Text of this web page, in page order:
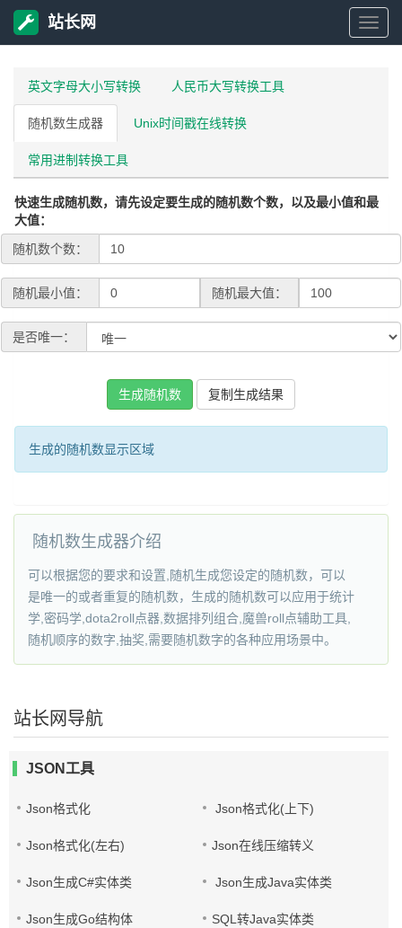
站
站长网
英文字母大小写转换 人民币大写转换工具
随机数生成器 Unix时间戳在线转换
常用进制转换工具
快速生成随机数，请先设定要生成的随机数个数，以及最小值和最
大值：
随机数个数：
随机最小值： 随机最大值：
是否唯一：
生成随机数 复制生成结果
生成的随机数显示区域
随机数生成器介绍
可以根据您的要求和设置,随机生成您设定的随机数，可以
是唯一的或者重复的随机数，生成的随机数可以应用于统计
学,密码学,dota2roll点器,数据排列组合,魔兽roll点辅助工具,
随机顺序的数字,抽奖,需要随机数字的各种应用场景中。
站长网导航
JSON工具
Json格式化 Json格式化(上下)
Json格式化(左右) Json在线压缩转义
Json生成C#实体类 Json生成Java实体类
Json生成Go结构体 SQL转Java实体类